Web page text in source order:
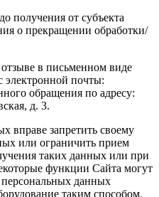
получения от субъекта
о прекращении обработки/
в письменном виде
электронной почты:
обращения по адресу:
д. 3.
вправе запретить своему
или ограничить прием
таких данных или при
функции Сайта могут
персональных данных
таким способом,